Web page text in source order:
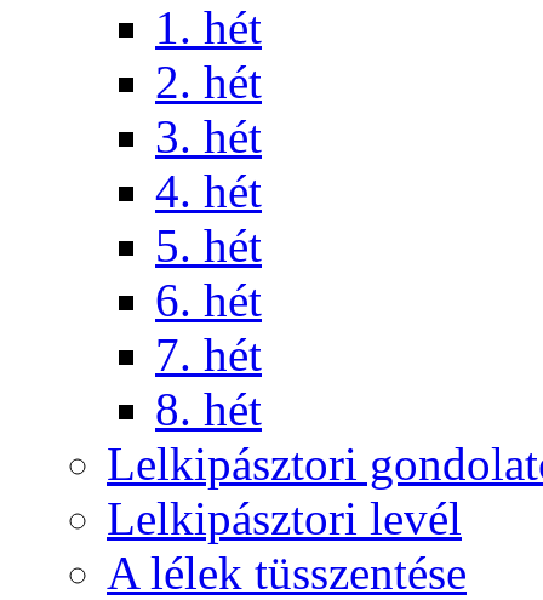
1. hét
2. hét
3. hét
4. hét
5. hét
6. hét
7. hét
8. hét
Lelkipásztori
Lelkipásztori levél
A lélek tüsszentése